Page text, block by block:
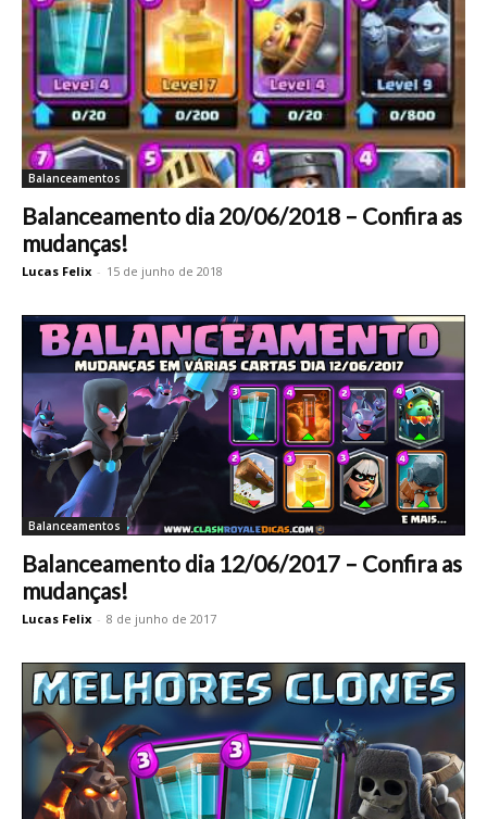
Balanceamentos
Balanceamento dia 20/06/2018 – Confira as
mudanças!
Lucas Felix - 15 de junho de 2018
Balanceamentos
Balanceamento dia 12/06/2017 – Confira as
mudanças!
Lucas Felix - 8 de junho de 2017